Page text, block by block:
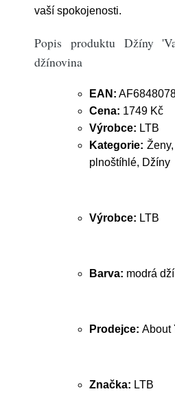
vaší spokojenosti.
Popis produktu Džíny
džínovina
EAN:
Cena: 1749 Kč
Výrobce: LTB
Kategorie:
plnoštíhlé, Džíny
Výrobce: LTB
Barva: modrá
Prodejce: About
Značka: LTB